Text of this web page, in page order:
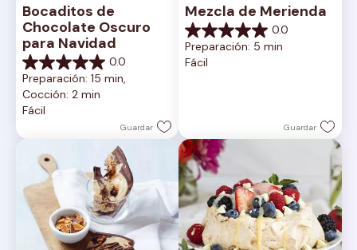
Bocaditos de
Chocolate Oscuro
para Navidad
0.0
0.0
de
5
estrellas.
Preparación: 15 min,
Cocción: 2 min
Fácil
Guardar
Mezcla de Merienda
0.0
0.0
de
5
Preparación: 5 min
Fácil
Guardar